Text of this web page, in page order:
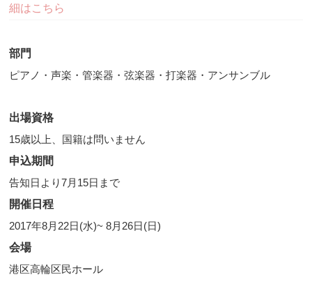
細はこちら
部門
ピアノ・声楽・管楽器・弦楽器・打楽器・アンサンブル
出場資格
15歳以上、国籍は問いません
申込期間
告知日より7月15日まで
開催日程
2017年8月22日(水)~ 8月26日(日)
会場
港区高輪区民ホール